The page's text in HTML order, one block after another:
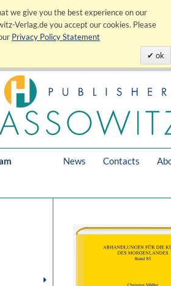
we give you the best experience on our
Verlag.de you accept our cookies. Please
Privacy Policy Statement
ok
News Contacts